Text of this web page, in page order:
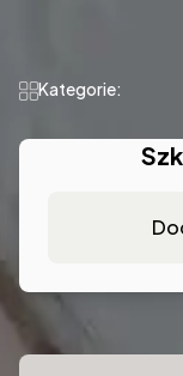
Kategorie: